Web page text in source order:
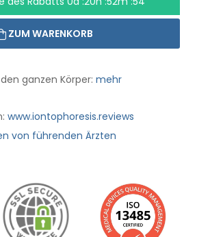
ZUM WARENKORB
ganzen Körper: mehr
www.iontophoresis.reviews
von führenden Ärzten